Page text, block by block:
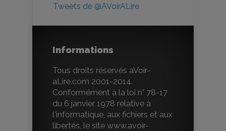
Tweets de @AVoirALire
Informations
Tous droits réservés aVoir-
aLire.com 2001-2014.
Conformément à la loi n° 78-17
du 6 janvier 1978 relative à
l'informatique, aux fichiers et aux
libertés, le site www.avoir-